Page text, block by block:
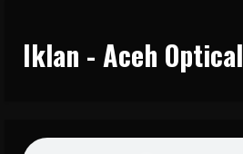
Iklan - Aceh Optical